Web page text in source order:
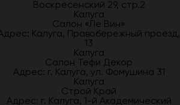
Воскресенский 29, стр.2
Калуга
Салон «Ле Вин»
Калуга, Правобережный проезд,
13
Калуга
Салон Тефи Декор
Адрес: г. Калуга, ул. Фомушина 31
Калуга
Строй Край
Адрес: г. Калуга, 1-й Академический